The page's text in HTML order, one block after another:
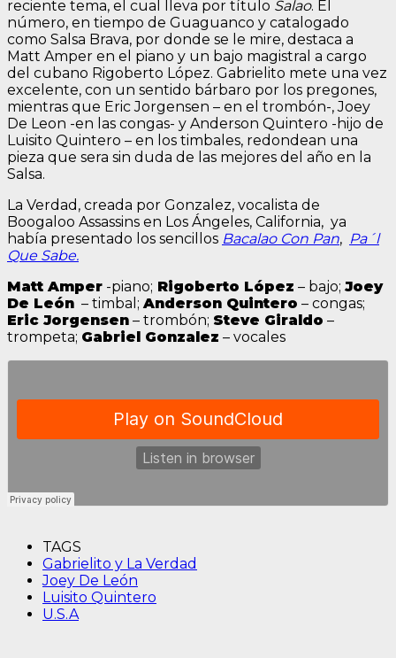
reciente tema, el cual lleva por título Salao. El
número, en tiempo de Guaguanco y catalogado
como Salsa Brava, por donde se le mire, destaca a
Matt Amper en el piano y un bajo magistral a cargo
del cubano Rigoberto López. Gabrielito mete una vez
excelente, con un sentido bárbaro por los pregones,
mientras que Eric Jorgensen – en el trombón-, Joey
De Leon -en las congas- y Anderson Quintero -hijo de
Luisito Quintero – en los timbales, redondean una
pieza que sera sin duda de las mejores del año en la
Salsa.
La Verdad, creada por Gonzalez, vocalista de
Boogaloo Assassins en Los Ángeles, California, ya
había presentado los sencillos Bacalao Con Pan, Pa´l
Que Sabe.
Matt Amper -piano; Rigoberto López – bajo; Joey
De León – timbal;Anderson Quintero – congas;
Eric Jorgensen – trombón; Steve Giraldo –
trompeta; Gabriel Gonzalez – vocales
TAGS
Gabrielito y La Verdad
Joey De León
Luisito Quintero
U.S.A